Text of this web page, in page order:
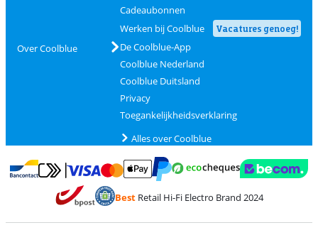
Over Coolblue
Cadeaubonnen
Werken bij Coolblue
Vacatures genoeg!
De Coolblue-App
Coolblue Nederland
Coolblue Duitsland
Privacy
Toegankelijkheidsverklaring
Alles over Coolblue
Betalen met Bancontact
Betalen met MasterCard en Visa via ClickToPay
Betalen met PayPal
BestRetail Hi-Fi Electro Brand 2024